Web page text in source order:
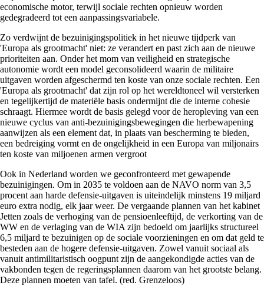
economische motor, terwijl sociale rechten opnieuw worden
gedegradeerd tot een aanpassingsvariabele.
Zo verdwijnt de bezuinigingspolitiek in het nieuwe tijdperk van
'Europa als grootmacht' niet: ze verandert en past zich aan de nieuwe
prioriteiten aan. Onder het mom van veiligheid en strategische
autonomie wordt een model geconsolideerd waarin de militaire
uitgaven worden afgeschermd ten koste van onze sociale rechten. Een
'Europa als grootmacht' dat zijn rol op het wereldtoneel wil versterken
en tegelijkertijd de materiële basis ondermijnt die de interne cohesie
schraagt. Hiermee wordt de basis gelegd voor de heropleving van een
nieuwe cyclus van anti-bezuinigingsbewegingen die herbewapening
aanwijzen als een element dat, in plaats van bescherming te bieden,
een bedreiging vormt en de ongelijkheid in een Europa van miljonairs
ten koste van miljoenen armen vergroot
Ook in Nederland worden we geconfronteerd met gewapende
bezuinigingen. Om in 2035 te voldoen aan de NAVO norm van 3,5
procent aan harde defensie-uitgaven is uiteindelijk minstens 19 miljard
euro extra nodig, elk jaar weer. De vergaande plannen van het kabinet
Jetten zoals de verhoging van de pensioenleeftijd, de verkorting van de
WW en de verlaging van de WIA zijn bedoeld om jaarlijks structureel
6,5 miljard te bezuinigen op de sociale voorzieningen en om dat geld te
besteden aan de hogere defensie-uitgaven. Zowel vanuit sociaal als
vanuit antimilitaristisch oogpunt zijn de aangekondigde acties van de
vakbonden tegen de regeringsplannen daarom van het grootste belang.
Deze plannen moeten van tafel. (red. Grenzeloos)